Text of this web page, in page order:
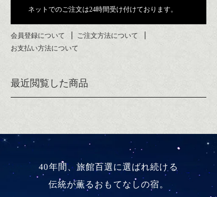
ネットでのご注文は24時間受け付けております。
会員登録について
ご注文方法について
お支払い方法について
最近閲覧した商品
40年間、旅館百選に選ばれ続ける
伝統が薫るおもてなしの宿。